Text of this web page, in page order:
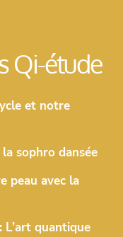
Qi-étude
et notre
sophro dansée
peau avec la
L’art quantique